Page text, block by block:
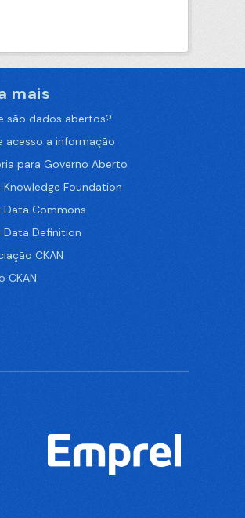
mais
são dados abertos?
acesso a informação
para Governo Aberto
Knowledge Foundation
Data Commons
Data Definition
CKAN
CKAN